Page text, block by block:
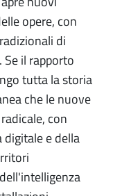
opere, con
di
il rapporto
tutta la storia
che le nuove
con
e della